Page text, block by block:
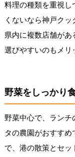
料理の種類を重視し
くないなら神戸クッ
県内に複数店舗が
選びやすいのもメリ
野菜をしっかり
野菜中心で、ランチ
タの農園がおすす
で、港の散策とセッ